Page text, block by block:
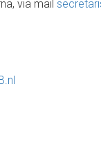
via mail